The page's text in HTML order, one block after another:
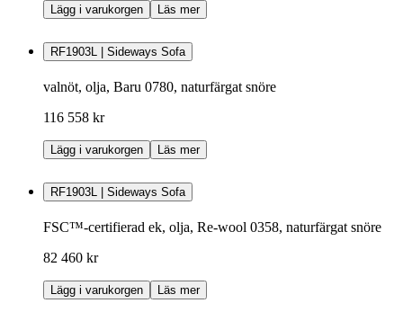
Lägg i varukorgen Läs mer
RF1903L | Sideways Sofa
valnöt, olja, Baru 0780, naturfärgat snöre
116 558 kr
Lägg i varukorgen Läs mer
RF1903L | Sideways Sofa
FSC™-certifierad ek, olja, Re-wool 0358, naturfärgat snöre
82 460 kr
Lägg i varukorgen Läs mer